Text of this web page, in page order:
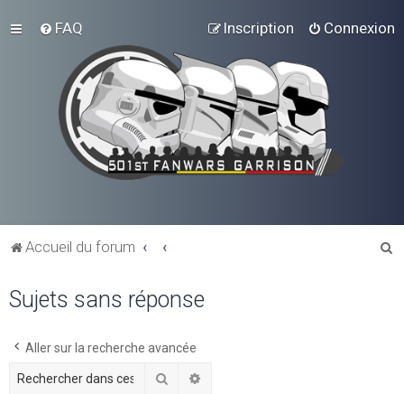
FAQ Connexion
Inscription
Accueil du forum
Sujets sans réponse
Aller sur la recherche avancée
Rechercher